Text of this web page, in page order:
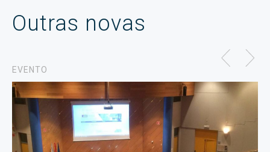
Outras novas
EVENTO